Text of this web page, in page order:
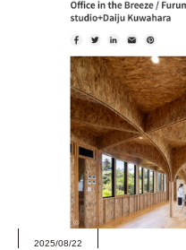
2025/08/22